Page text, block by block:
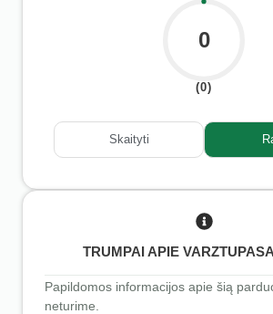
0
(0)
Skaityti
TRUMPAI APIE
Papildomos informacijos apie šią
neturime.